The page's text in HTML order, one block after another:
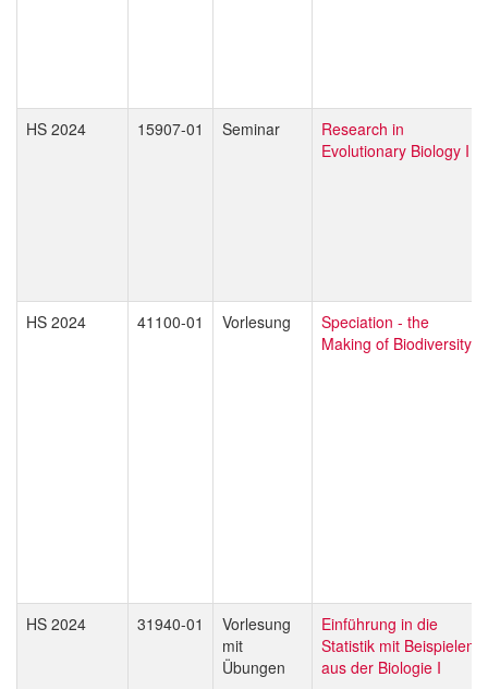
HS 2024 15907-01 Seminar
Research in
Evolutionary Biology I
HS 2024 41100-01 Vorlesung
Speciation - the
Making of Biodiversity
HS 2024 31940-01
Vorlesung
mit
Übungen
Einführung in die
Statistik mit Beispielen
aus der Biologie I